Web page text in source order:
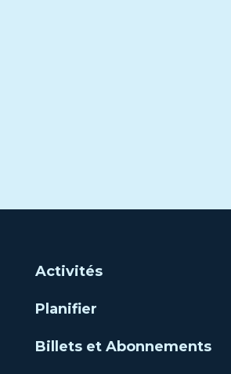
Activités
Planifier
Billets et Abonnements